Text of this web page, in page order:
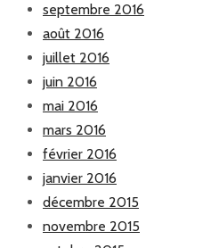
septembre 2016
août 2016
juillet 2016
juin 2016
mai 2016
mars 2016
février 2016
janvier 2016
décembre 2015
novembre 2015